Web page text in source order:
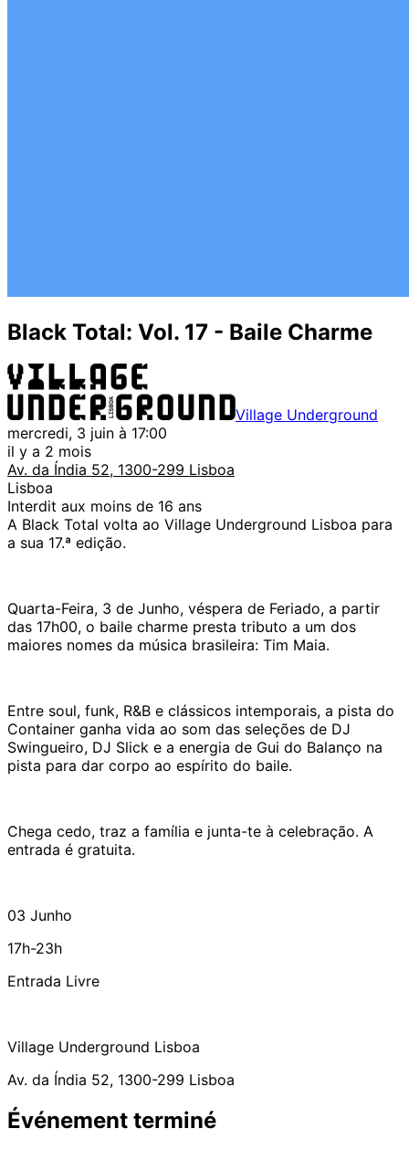
Black Total: Vol. 17 - Baile Charme
Village Underground
mercredi, 3 juin à 17:00
il y a 2 mois
Av. da Índia 52, 1300-299 Lisboa
Lisboa
Interdit aux moins de 16 ans
A Black Total volta ao Village Underground Lisboa para
a sua 17.ª edição.
Quarta-Feira, 3 de Junho, véspera de Feriado, a partir
das 17h00, o baile charme presta tributo a um dos
maiores nomes da música brasileira: Tim Maia.
Entre soul, funk, R&B e clássicos intemporais, a pista do
Container ganha vida ao som das seleções de DJ
Swingueiro, DJ Slick e a energia de Gui do Balanço na
pista para dar corpo ao espírito do baile.
Chega cedo, traz a família e junta-te à celebração. A
entrada é gratuita.
03 Junho
17h-23h
Entrada Livre
Village Underground Lisboa
Av. da Índia 52, 1300-299 Lisboa
Événement terminé